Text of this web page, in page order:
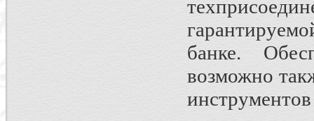
банке.
возможно